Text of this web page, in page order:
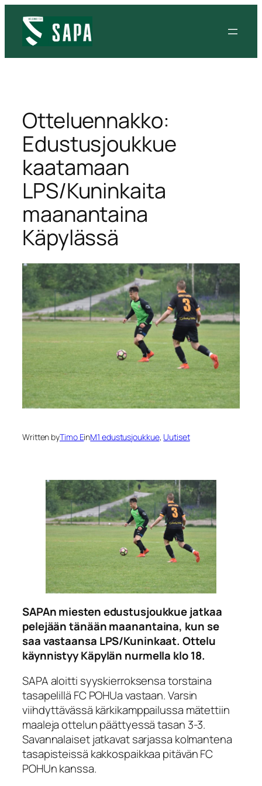
sisältöön
Otteluennakko:
Edustusjoukkue
kaatamaan
LPS/Kuninkaita
maanantaina
Käpylässä
Written byTimo EinM1 edustusjoukkue, Uutiset
SAPAn miesten edustusjoukkue jatkaa
pelejään tänään maanantaina, kun se
saa vastaansa LPS/Kuninkaat. Ottelu
käynnistyy Käpylän nurmella klo 18.
SAPA aloitti syyskierroksensa torstaina
tasapelillä FC POHUa vastaan. Varsin
viihdyttävässä kärkikamppailussa mätettiin
maaleja ottelun päättyessä tasan 3-3.
Savannalaiset jatkavat sarjassa kolmantena
tasapisteissä kakkospaikkaa pitävän FC
POHUn kanssa.